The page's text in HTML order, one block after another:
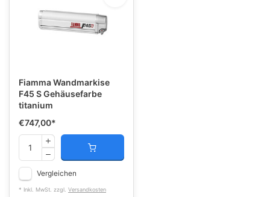
Fiamma Wandmarkise
F45 S Gehäusefarbe
titanium
€747,00*
Vergleichen
* Inkl. MwSt. zzgl. Versandkosten